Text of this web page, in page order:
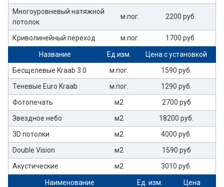
Многоуровневый натяжной
потолок
м.пог. 2200 руб.
Криволинейный переход м.пог. 1700 руб.
Название Ед.изм.
Цена с установкой
Бесщелевые Kraab 3.0
м.пог.
1590 руб.
Теневые Euro Kraab
м.пог.
1290 руб.
Фотопечать
м2
2700 руб
Звездное небо
м2
18200 руб.
3D потолки
м2
4000 руб.
Double Vision
м2
1590 руб
Акустические
м2 3010 руб.
Наименование Ед. изм.
Цена